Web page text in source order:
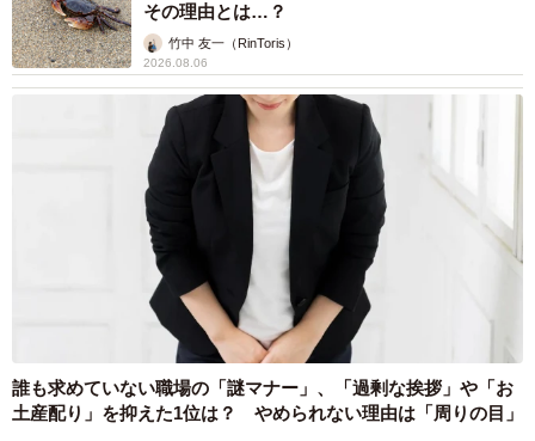
その理由とは…？
竹中 友一（RinToris）
2026.08.06
誰も求めていない職場の「謎マナー」、「過剰な挨拶」や「お
土産配り」を抑えた1位は？ やめられない理由は「周りの目」